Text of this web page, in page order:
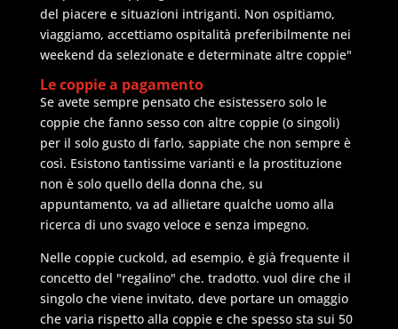
del piacere e situazioni intriganti. Non ospitiamo,
viaggiamo, accettiamo ospitalità preferibilmente nei
weekend da selezionate e determinate altre coppie"
Le coppie a pagamento
Se avete sempre pensato che esistessero solo le
coppie che fanno sesso con altre coppie (o singoli)
per il solo gusto di farlo, sappiate che non sempre è
così. Esistono tantissime varianti e la prostituzione
non è solo quello della donna che, su
appuntamento, va ad allietare qualche uomo alla
ricerca di uno svago veloce e senza impegno.
Nelle coppie cuckold, ad esempio, è già frequente il
concetto del "regalino" che. tradotto. vuol dire che il
singolo che viene invitato, deve portare un omaggio
che varia rispetto alla coppie e che spesso sta sui 50